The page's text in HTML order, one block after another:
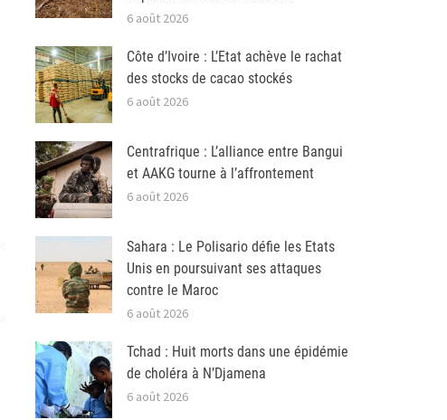
6 août 2026
Côte d’Ivoire : L’Etat achève le rachat
des stocks de cacao stockés
6 août 2026
Centrafrique : L’alliance entre Bangui
et AAKG tourne à l’affrontement
6 août 2026
Sahara : Le Polisario défie les Etats
Unis en poursuivant ses attaques
contre le Maroc
6 août 2026
Tchad : Huit morts dans une épidémie
de choléra à N’Djamena
6 août 2026